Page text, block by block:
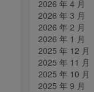
2026 年 4 月
2026 年 3 月
2026 年 2 月
2026 年 1 月
2025 年 12 月
2025 年 11 月
2025 年 10 月
2025 年 9 月